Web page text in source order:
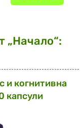
„Начало“:
и когнитивна
капсули